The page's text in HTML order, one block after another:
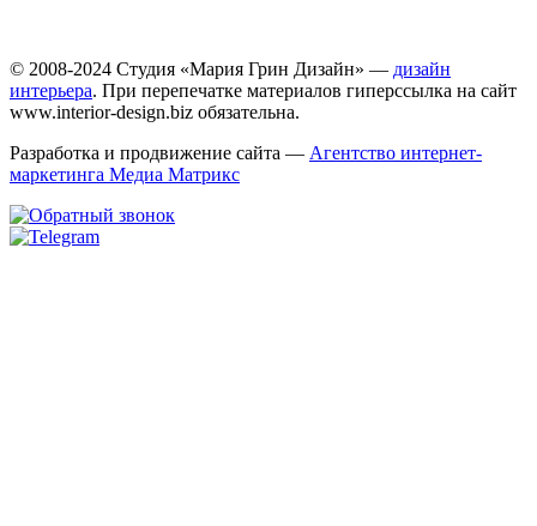
© 2008-2024 Студия «Мария Грин Дизайн» — дизайн
интерьера. При перепечатке материалов гиперссылка на сайт
www.interior-design.biz обязательна.
Разработка и продвижение сайта — Агентство интернет-
маркетинга Медиа Матрикс